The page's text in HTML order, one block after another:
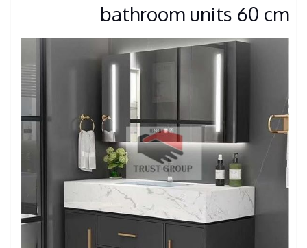
bathroom units 60 cm